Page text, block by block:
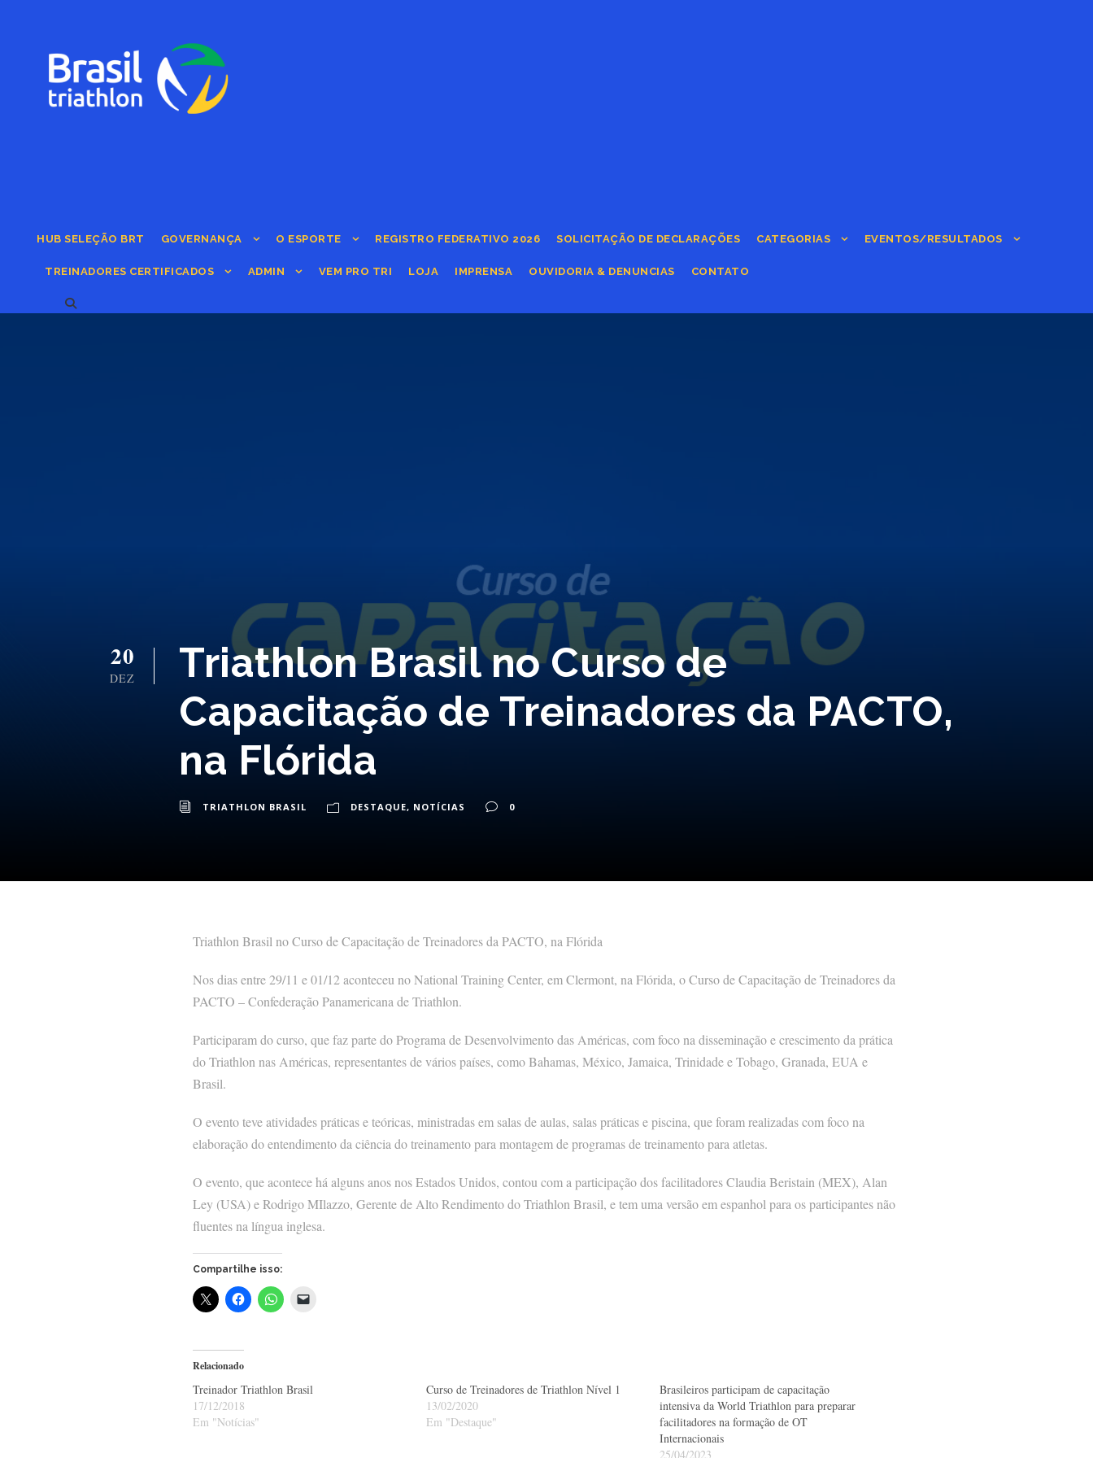
HUB SELEÇÃO BRT GOVERNANÇA O ESPORTE REGISTRO FEDERATIVO 2026 SOLICITAÇÃO DE DECLARAÇÕES CATEGORIAS EVENTOS/RESULTADOS
TREINADORES CERTIFICADOS ADMIN VEM PRO TRI LOJA IMPRENSA OUVIDORIA & DENUNCIAS CONTATO
20
DEZ
Triathlon Brasil no Curso de
Capacitação de Treinadores da PACTO,
na Flórida
TRIATHLON BRASIL DESTAQUE, NOTÍCIAS 0
Triathlon Brasil no Curso de Capacitação de Treinadores da PACTO, na Flórida
Nos dias entre 29/11 e 01/12 aconteceu no National Training Center, em Clermont, na Flórida, o Curso de Capacitação de Treinadores da
PACTO – Confederação Panamericana de Triathlon.
Participaram do curso, que faz parte do Programa de Desenvolvimento das Américas, com foco na disseminação e crescimento da prática
do Triathlon nas Américas, representantes de vários países, como Bahamas, México, Jamaica, Trinidade e Tobago, Granada, EUA e
Brasil.
O evento teve atividades práticas e teóricas, ministradas em salas de aulas, salas práticas e piscina, que foram realizadas com foco na
elaboração do entendimento da ciência do treinamento para montagem de programas de treinamento para atletas.
O evento, que acontece há alguns anos nos Estados Unidos, contou com a participação dos facilitadores Claudia Beristain (MEX), Alan
Ley (USA) e Rodrigo MIlazzo, Gerente de Alto Rendimento do Triathlon Brasil, e tem uma versão em espanhol para os participantes não
fluentes na língua inglesa.
Compartilhe isso:
Relacionado
Treinador Triathlon Brasil
17/12/2018
Em "Notícias"
Curso de Treinadores de Triathlon Nível 1
13/02/2020
Em "Destaque"
Brasileiros participam de capacitação
intensiva da World Triathlon para preparar
facilitadores na formação de OT
Internacionais
25/04/2023